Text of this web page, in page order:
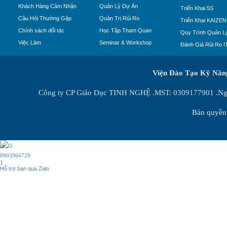
Khách Hàng Cảm Nhận
Câu Hỏi Thường Gặp
Chính sách đối tác
Việc Làm
Quản Lý Dự Án
Quản Trị Rủi Ro
Học Tập Tham Quan
Seminar & Workshop
Triển Khai 5S
Triển Khai KAIZEN
Quy Trình Quản
Đánh Giá Rủi Ro
Viện Đào Tạo Kỹ
Công ty CP Giáo Dục TINH NGHỆ .MST: 0309177901
Bản
0903966729
1
Hỗ trợ bạn qua Zalo